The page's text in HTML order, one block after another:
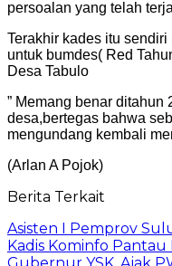
persoalan yang telah
Terakhir kades itu
untuk bumdes( Red
Desa Tabulo
” Memang benar
desa,bertegas bahwa
mengundang kembali
(Arlan A Pojok)
Berita Terkait
Asisten I Pemprov
Kadis Kominfo